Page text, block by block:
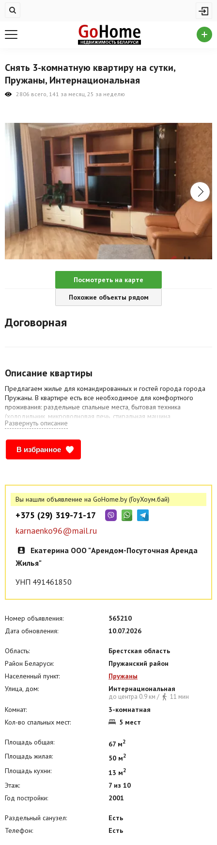
Купить квартиру
На сутки
Новостройки
Комерческая недвижимость
Продажа коммерческой недвижимости
Аренда коммерческой недвижимости
Другие разделы
Новости
Агентства
Ремонт квартир
Грузовое такси
Способы оплаты
Снять 3-комнатную квартиру на сутки,
Пружаны, Интернациональная
2806 всего, 141 за месяц, 25 за неделю
Посмотреть на карте
Похожие объекты рядом
Договорная
Описание квартиры
Предлагаем жилье для командированных и гостей города города
Пружаны. В квартире есть все необходимое для комфортного
проживания: раздельные спальные места, бытовая техника
(холодильник, микроволновая печь, стиральная машина,
электрочайник и т. д. ), ТВ, Wi-Fi, постельные принадлежности.
безналичный расчет).
Развернуть описание
В избранное
Вы нашли объявление на GoHome.by (ГоуХоум.бай)
+375 (29) 319-71-17
karnaenko96@mail.ru
Екатерина ООО "Арендом-Посуточная Аренда
Жилья"
УНП 491461850
Номер объявления:
565210
Дата обновления:
10.07.2026
Область:
Брестская область
Район Беларуси:
Пружанский район
Населенный пункт:
Пружаны
Улица, дом:
Интернациональная
до центра 0.9 км / 11 мин
Комнат:
3-комнатная
Кол-во спальных мест:
5 мест
Площадь общая: 67 м2
Площадь жилая: 50 м2
Площадь кухни: 13 м2
Этаж:
7 из 10
Год постройки:
2001
Раздельный санузел:
Есть
Телефон:
Есть